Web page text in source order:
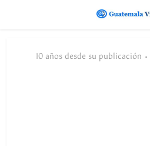
10 años desde su publicación